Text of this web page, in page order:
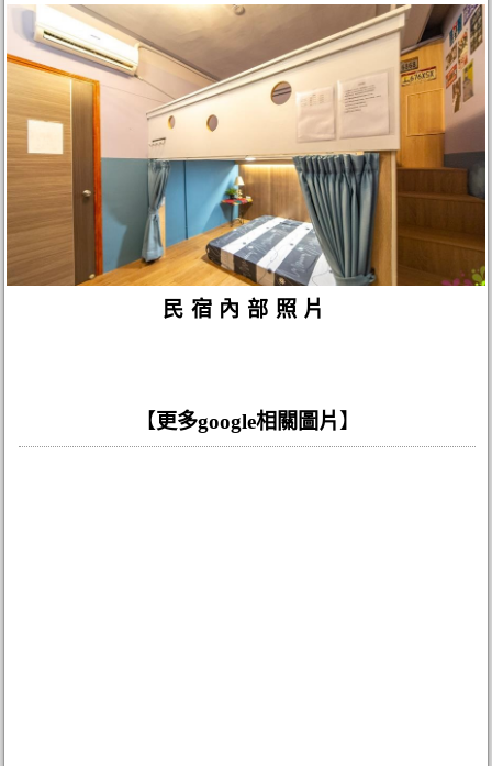
民宿內部照片
【更多google相關圖片】